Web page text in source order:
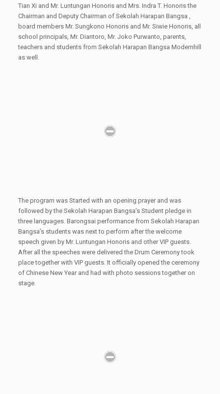
Tian Xi and Mr. Luntungan Honoris and Mrs. Indra T. Honoris the
Chairman and Deputy Chairman of Sekolah Harapan Bangsa ,
board members Mr. Sungkono Honoris and Mr. Siwie Honoris, all
school principals, Mr. Diantoro, Mr. Joko Purwanto, parents,
teachers and students from Sekolah Harapan Bangsa Modernhill
as well.
The program was Started with an opening prayer and was
followed by the Sekolah Harapan Bangsa’s Student pledge in
three languages. Barongsai performance from Sekolah Harapan
Bangsa’s students was next to perform after the welcome
speech given by Mr. Luntungan Honoris and other VIP guests.
After all the speeches were delivered the Drum Ceremony took
place together with VIP guests. It officially opened the ceremony
of Chinese New Year and had with photo sessions together on
stage.